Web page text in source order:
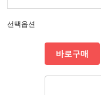
선택옵션
바로구매